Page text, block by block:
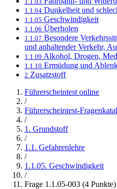
1.1.04 Dunkelheit und
1.1.05 Geschwindigkeit
1.1.06 Überholen
1.1.07 Besondere
und anhaltender Verkehr,
1.1.09 Alkohol, Drogen,
1.1.10 Ermüdung und
2 Zusatzstoff
Führerscheintest online
/
Führerscheintest-
/
1. Grundstoff
/
1.1. Gefahrenlehre
/
1.1.05. Geschwindigkeit
/
Frage 1.1.05-003 (4 Punkte)